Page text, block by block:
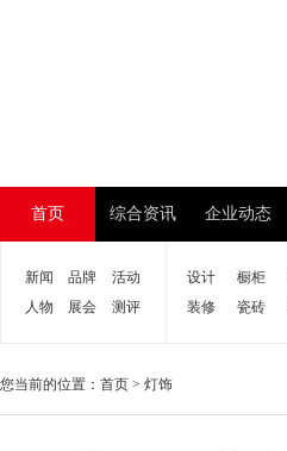
首页 综合资讯 企业动态
新闻 品牌
活动
人物
展会 测评
设计 橱柜
装修
瓷砖
您当前的位置： 首页 > 灯饰